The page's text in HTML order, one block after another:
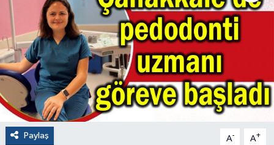
Paylaş A- A+